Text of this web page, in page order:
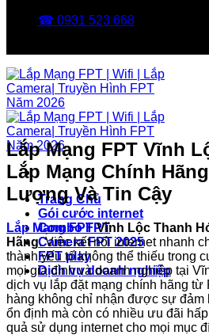
☎ 0931 523 668
Trang Chủ
Gói cước internet
Combo FPT
Camera FPT 2025
FPT play
Dịch vụ doanh nghiệp
Lắp Mạng FPT Vĩnh
Lắp Mạng Chính
Lượng Và Tin Cậy
Lắp Mạng FPTVĩnh Lộc Thanh
Hãng. Việc kết nối internet nhanh
thành yếu tố không thể thiếu trong
mọi gia đình và doanh nghiệp tại
dịch vụ lắp đặt mạng chính hãng từ
hàng không chỉ nhận được sự
ổn định mà còn có nhiều ưu đãi
quả sử dụng internet cho mọi mục